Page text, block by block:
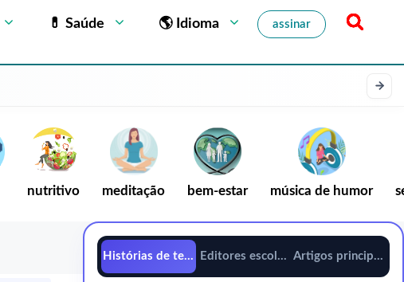
💊 Saúde 🌎 Idioma assinar
nutritivo meditação bem-estar música de humor
Histórias de tendênciasEditores escolhemArtigos principais